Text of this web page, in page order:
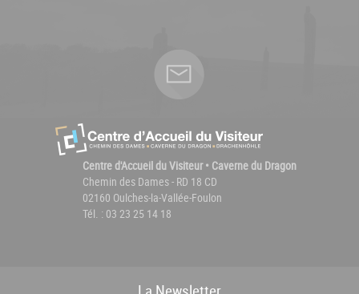
Centre d'Accueil du Visiteur • Caverne du Dragon
Chemin des Dames - RD 18 CD
02160 Oulches-la-Vallée-Foulon
Tél. : 03 23 25 14 18